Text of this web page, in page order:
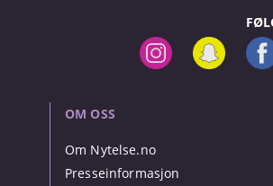
OM OSS
Om Nytelse.no
Presseinformasjon